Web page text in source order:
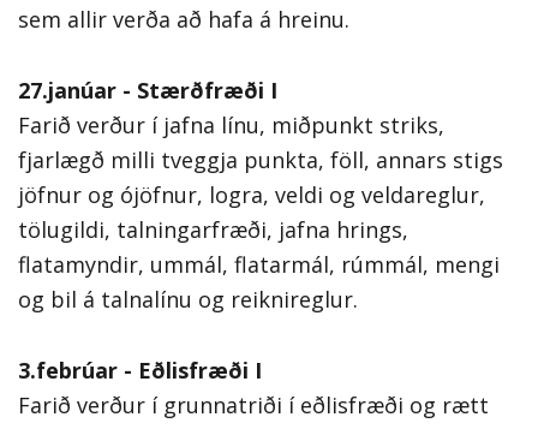
sem allir verða að hafa á hreinu.
27.janúar - Stærðfræði I
Farið verður í jafna línu, miðpunkt striks,
fjarlægð milli tveggja punkta, föll, annars stigs
jöfnur og ójöfnur, logra, veldi og veldareglur,
tölugildi, talningarfræði, jafna hrings,
flatamyndir, ummál, flatarmál, rúmmál, mengi
og bil á talnalínu og reiknireglur.
3.febrúar - Eðlisfræði I
Farið verður í grunnatriði í eðlisfræði og rætt